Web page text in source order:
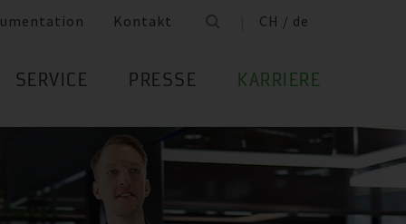
Kontakt CH / de
SERVICE PRESSE KARRIERE